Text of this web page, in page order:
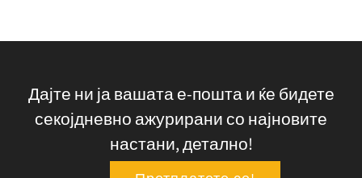
Дајте ни ја вашата е-пошта и ќе бидете
секојдневно ажурирани со најновите
настани, детално!